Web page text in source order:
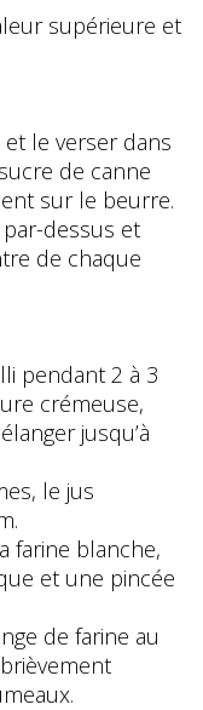
supérieure et
le verser dans
de canne
sur le beurre.
dessus et
de chaque
pendant 2 à 3
crémeuse,
jusqu’à
le jus
farine blanche,
et une pincée
de farine au